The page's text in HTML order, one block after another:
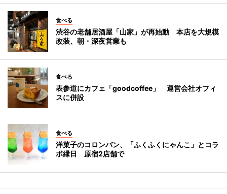
食べる
渋谷の老舗居酒屋「山家」が再始動 本店を大規模
改装、朝・深夜営業も
食べる
表参道にカフェ「goodcoffee」 運営会社オフィ
スに併設
食べる
洋菓子のコロンバン、「ふくふくにゃんこ」とコラ
ボ縁日 原宿2店舗で